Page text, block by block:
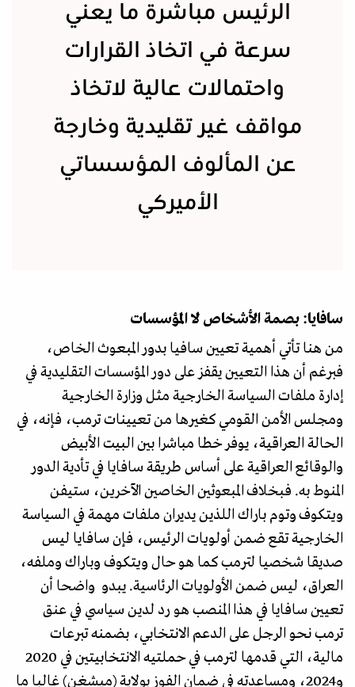
الرئيس مباشرة ما يعني
سرعة في اتخاذ القرارات
واحتمالات عالية لاتخاذ
مواقف غير تقليدية وخارجة
عن المألوف المؤسساتي
الأميركي
سافايا: بصمة الأشخاص لا المؤسسات
من هنا تأتي أهمية تعيين سافيا بدور المبعوث الخاص،
فبرغم أن هذا التعيين يقفز على دور المؤسسات التقليدية في
إدارة ملفات السياسة الخارجية مثل وزارة الخارجية
ومجلس الأمن القومي كغيرها من تعيينات ترمب، فإنه، في
الحالة العراقية، يوفر خطا مباشرا بين البيت الأبيض
والوقائع العراقية على أساس طريقة سافايا في تأدية الدور
المنوط به. فبخلاف المبعوثين الخاصين الآخرين، ستيفن
ويتكوف وتوم باراك اللذين يديران ملفات مهمة في السياسة
الخارجية تقع ضمن أولويات الرئيس، فإن سافايا ليس
صديقا شخصيا لترمب كما هو حال ويتكوف وباراك وملفه،
العراق، ليس ضمن الأولويات الرئاسية. يبدو واضحا أن
تعيين سافايا في هذا المنصب هو رد لدين سياسي في عنق
ترمب نحو الرجل على الدعم الانتخابي، بضمنه تبرعات
مالية، التي قدمها لترمب في حملتيه الانتخابيتين في 2020
و2024، ومساعدته في ضمان الفوز بولاية (ميشغن) غالبا ما